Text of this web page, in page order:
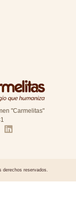
"Carmelitas"
reservados.